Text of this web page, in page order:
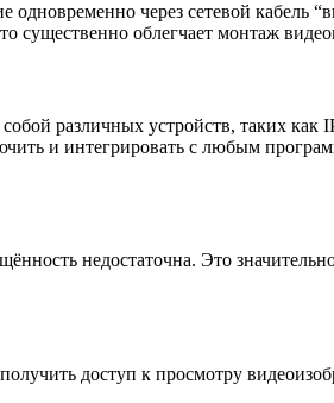
одновременно через сетевой кабель
существенно облегчает монтаж
различных устройств, таких как
и интегрировать с любым
недостаточна. Это
доступ к просмотру